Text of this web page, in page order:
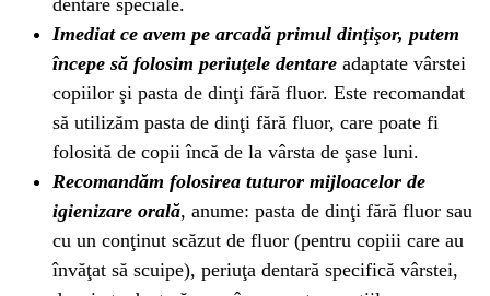
dentare speciale.
Imediat ce avem pe arcadă primul dinţişor, putem
începe să folosim periuţele dentare adaptate vârstei
copiilor şi pasta de dinţi fără fluor. Este recomandat
să utilizăm pasta de dinţi fără fluor, care poate fi
folosită de copii încă de la vârsta de şase luni.
Recomandăm folosirea tuturor mijloacelor de
igienizare orală, anume: pasta de dinţi fără fluor sau
cu un conţinut scăzut de fluor (pentru copiii care au
învăţat să scuipe), periuţa dentară specifică vârstei,